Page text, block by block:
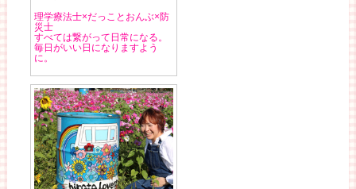
理学療法士×だっことおんぶ×防
災士
すべては繋がって日常になる。
毎日がいい日になりますよう
に。